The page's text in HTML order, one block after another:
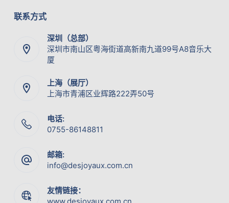
联系方式
深圳（总部）
深圳市南山区粤海街道高新南九道99号A8音乐大
厦
上海（展厅）
上海市青浦区业辉路222弄50号
电话:
0755-86148811
邮箱:
info@desjoyaux.com.cn
友情链接：